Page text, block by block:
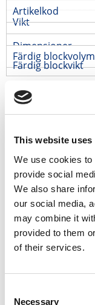
This website uses
We use cookies
provide social
We also share
our social media,
may combine it
provided to them
of their services.
Necessary
Artikelkod
Vikt
Dimensioner
Färdig blockvolym
Färdig blockvikt
Försäljning
Fördelar